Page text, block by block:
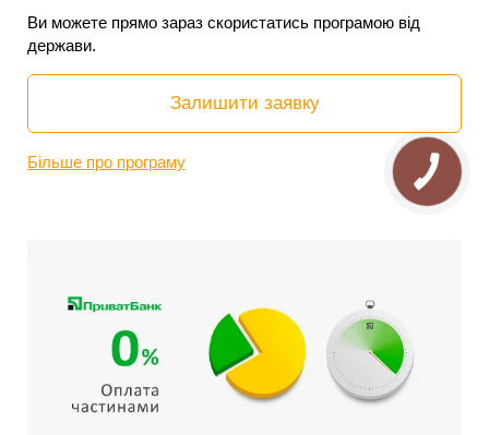
Ви можете прямо зараз скористатись програмою від
держави.
Залишити заявку
Більше про програму